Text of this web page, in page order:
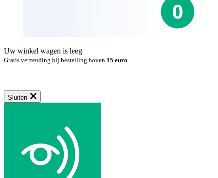
Uw winkel wagen is leeg
Gratis verzending bij bestelling boven 15 euro
Sluiten